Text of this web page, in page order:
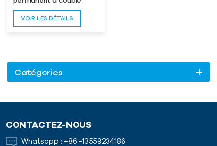
inclinaison LSC-X43
VOIR LES DÉTAILS
Catégories
CONTACTEZ-NOUS
Whatsapp : +86 -13559234186